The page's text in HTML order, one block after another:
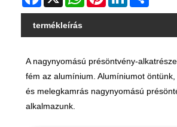
termékleírás
A nagynyomású présöntvény-
fém az alumínium. Alumíniumot
és melegkamrás nagynyomású
alkalmazunk.